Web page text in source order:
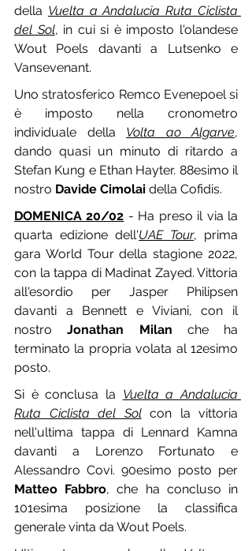
della Vuelta a Andalucia Ruta Ciclista
del Sol, in cui si è imposto l'olandese
Wout Poels davanti a Lutsenko e
Vansevenant.
Uno stratosferico Remco Evenepoel si
è imposto nella cronometro
individuale della Volta ao Algarve,
dando quasi un minuto di ritardo a
Stefan Kung e Ethan Hayter. 88esimo il
nostro Davide Cimolai della Cofidis.
DOMENICA 20/02 - Ha preso il via la
quarta edizione dell'UAE Tour, prima
gara World Tour della stagione 2022,
con la tappa di Madinat Zayed. Vittoria
all'esordio per Jasper Philipsen
davanti a Bennett e Viviani, con il
nostro Jonathan Milan che ha
terminato la propria volata al 12esimo
posto.
Si è conclusa la Vuelta a Andalucia
Ruta Ciclista del Sol con la vittoria
nell'ultima tappa di Lennard Kamna
davanti a Lorenzo Fortunato e
Matteo Fabbro, che ha concluso in
101esima posizione la classifica
generale vinta da Wout Poels.